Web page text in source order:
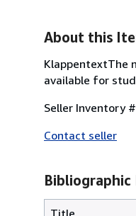
About this
KlappentextThe
available for
Seller Inventory
Contact seller
Bibliographic
Title